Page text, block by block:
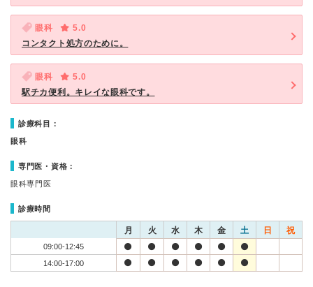
眼科
5.0
コンタクト処方のために。
眼科
5.0
駅チカ便利。キレイな眼科です。
診療科目：
眼科
専門医・資格：
眼科専門医
診療時間
月 火 水 木 金 土 日 祝
09:00-12:45
14:00-17:00